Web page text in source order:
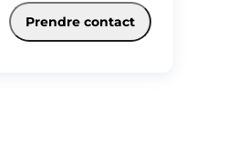
nuit comprends un palier,
pouvant accueillir un
de 100 m2 environ. Idéal
Prendre contact